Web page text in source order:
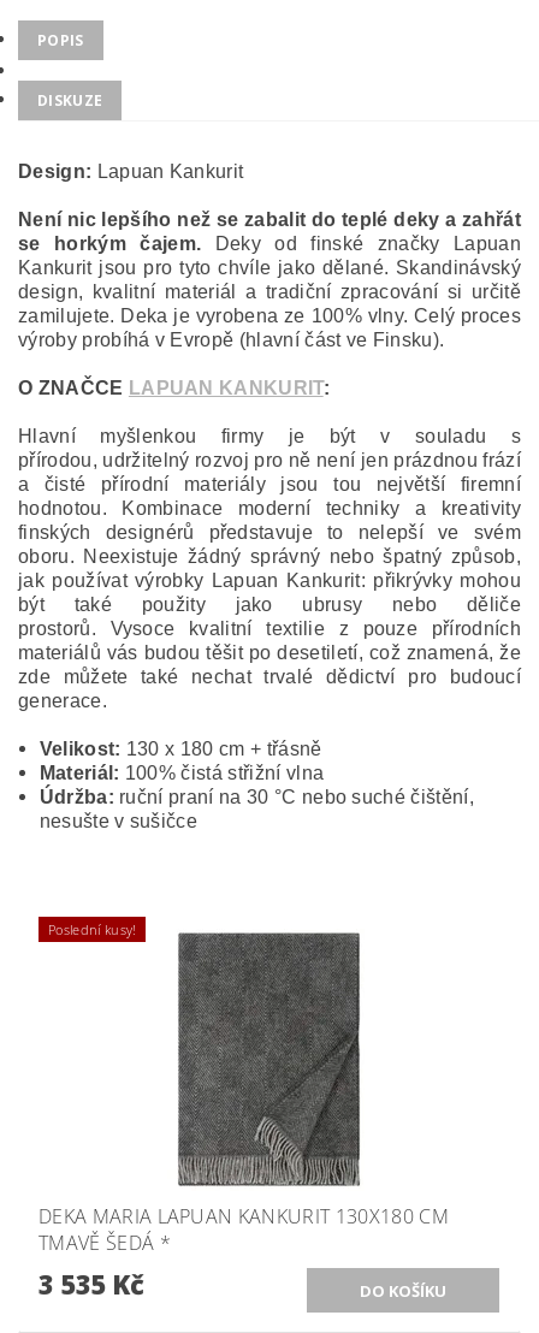
POPIS
DISKUZE
Design: Lapuan Kankurit
Není nic lepšího než se zabalit do teplé deky a zahřát
se horkým čajem. Deky od finské značky Lapuan
Kankurit jsou pro tyto chvíle jako dělané. Skandinávský
design, kvalitní materiál a tradiční zpracování si určitě
zamilujete. Deka je vyrobena ze 100% vlny. Celý proces
výroby probíhá v Evropě (hlavní část ve Finsku).
O ZNAČCE LAPUAN KANKURIT:
Hlavní myšlenkou firmy je být v souladu s
přírodou, udržitelný rozvoj pro ně není jen prázdnou frází
a čisté přírodní materiály jsou tou největší firemní
hodnotou. Kombinace moderní techniky a kreativity
finských designérů představuje to nelepší ve svém
oboru. Neexistuje žádný správný nebo špatný způsob,
jak používat výrobky Lapuan Kankurit: přikrývky mohou
být také použity jako ubrusy nebo děliče
prostorů. Vysoce kvalitní textilie z pouze přírodních
materiálů vás budou těšit po desetiletí, což znamená, že
zde můžete také nechat trvalé dědictví pro budoucí
generace.
Velikost: 130 x 180 cm + třásně
Materiál: 100% čistá střižní vlna
Údržba: ruční praní na 30 °C nebo suché čištění,
nesušte v sušičce
Poslední kusy!
DEKA MARIA LAPUAN KANKURIT 130X180 CM
TMAVĚ ŠEDÁ *
3 535 Kč